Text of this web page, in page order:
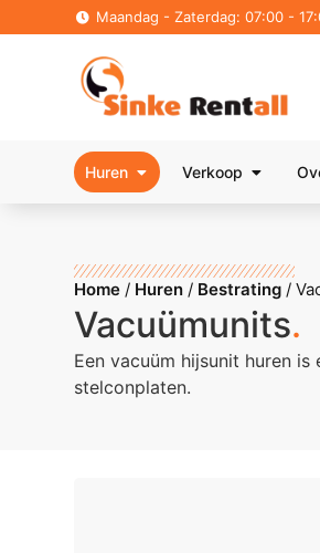
Maandag - Zaterdag: 07:00 -
Huren Verkoop
Home / Huren / Bestrating /
Vacuümunits.
Een vacuüm hijsunit huren
stelconplaten.